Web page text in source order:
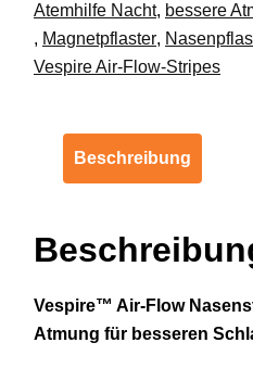
Magnetische
Nasenpflaster
[30erSet]
Atemhilfe Nacht, bessere
, Magnetpflaster,
Vespire Air-Flow-Stripes
Beschreibung
Vespire™ Air-Flow
Atmung für besseren